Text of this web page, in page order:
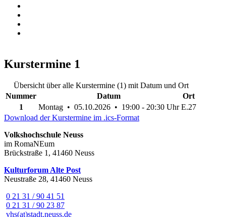
Kurstermine 1
Übersicht über alle Kurstermine (1) mit Datum und Ort
Nummer
Datum
Ort
1
Montag • 05.10.2026 • 19:00 - 20:30 Uhr E.27
Download der Kurstermine im .ics-Format
Volkshochschule Neuss
im RomaNEum
Brückstraße 1, 41460 Neuss
Kulturforum Alte Post
Neustraße 28, 41460 Neuss
0 21 31 / 90 41 51
0 21 31 / 90 23 87
vhs(at)stadt.neuss.de